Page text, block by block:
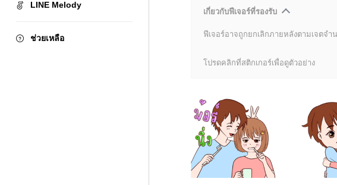
LINE Melody
ช่วยเหลือ
เกี่ยวกับฟีเจอร์ที่รองรับ
ฟีเจอร์อาจถูกยกเลิกภายหลังตามเจตจำ
โปรดคลิกที่สติกเกอร์เพื่อดูตัวอย่าง